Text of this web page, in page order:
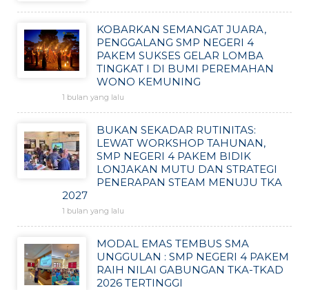
KOBARKAN SEMANGAT JUARA,
PENGGALANG SMP NEGERI 4
PAKEM SUKSES GELAR LOMBA
TINGKAT I DI BUMI PEREMAHAN
WONO KEMUNING
1 bulan yang lalu
BUKAN SEKADAR RUTINITAS:
LEWAT WORKSHOP TAHUNAN,
SMP NEGERI 4 PAKEM BIDIK
LONJAKAN MUTU DAN STRATEGI
PENERAPAN STEAM MENUJU TKA
2027
1 bulan yang lalu
MODAL EMAS TEMBUS SMA
UNGGULAN : SMP NEGERI 4 PAKEM
RAIH NILAI GABUNGAN TKA-TKAD
2026 TERTINGGI